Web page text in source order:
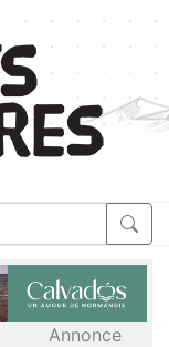
Annonce